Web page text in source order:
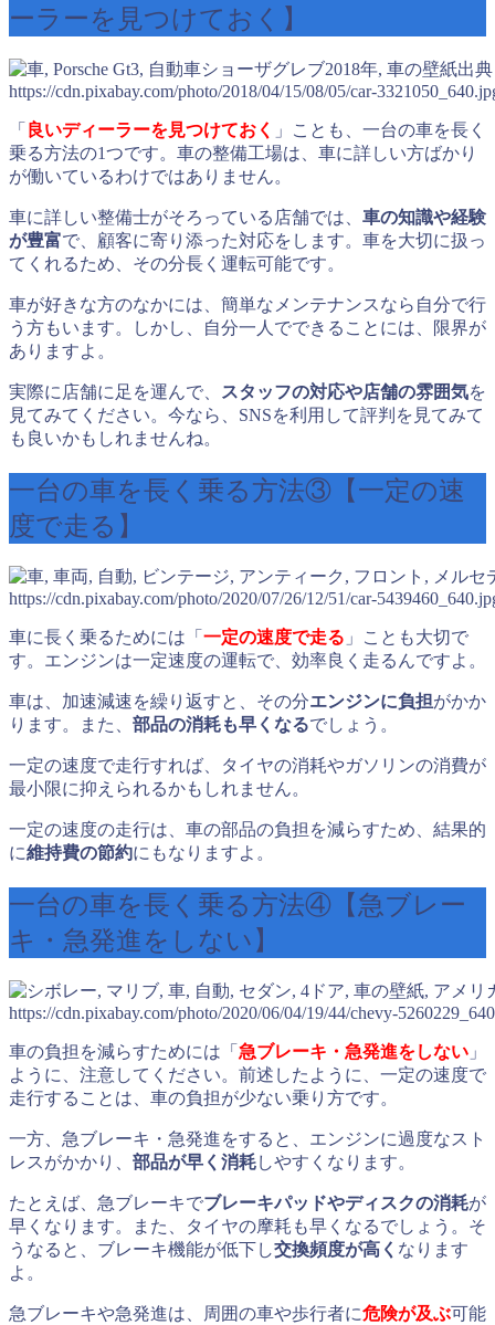
ーラーを見つけておく】
出
https://cdn.pixabay.com/photo/2018/04/15/08/05/car-
「 良いディーラーを見つけておく
」ことも、一台の車を長く
乗る方法の1つです。車の整備工場は、車に詳しい方ばかり
が働いているわけではありません。
車に詳しい整備士がそろっている店舗では、 車の知識や経験
が豊富で、顧客に寄り添った対応をします。車を大切に扱っ
てくれるため、その分長く運転可能です。
車が好きな方のなかには、簡単なメンテナンスなら自分で行
う方もいます。しかし、自分一人でできることには、限界が
ありますよ。
実際に店舗に足を運んで、 スタッフの対応や店舗の雰囲気を
見てみてください。今なら、SNSを利用して評判を見てみて
も良いかもしれませんね。
一台の車を長く乗る方法③【一定の速
度で走る】
https://cdn.pixabay.com/photo/2020/07/26/12/51/car-
車に長く乗るためには「 一定の速度で走る 」ことも大切で
す。エンジンは一定速度の運転で、効率良く走るんですよ。
車は、加速減速を繰り返すと、その分エンジンに負担がかか
ります。また、 部品の消耗も早くなるでしょう。
一定の速度で走行すれば、タイヤの消耗やガソリンの消費が
最小限に抑えられるかもしれません。
一定の速度の走行は、車の部品の負担を減らすため、結果的
に維持費の節約にもなりますよ。
一台の車を長く乗る方法④【急ブレー
キ・急発進をしない】
https://cdn.pixabay.com/photo/2020/06/04/19/44/chevy-
車の負担を減らすためには「 急ブレーキ・急発進をしない 」
ように、注意してください。前述したように、一定の速度で
走行することは、車の負担が少ない乗り方です。
一方、急ブレーキ・急発進をすると、エンジンに過度なスト
レスがかかり、 部品が早く消耗しやすくなります。
たとえば、急ブレーキでブレーキパッドやディスクの消耗が
早くなります。また、タイヤの摩耗も早くなるでしょう。そ
うなると、ブレーキ機能が低下し交換頻度が高く なります
よ。
急ブレーキや急発進は、周囲の車や歩行者に危険が及ぶ可能